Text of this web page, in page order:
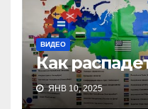
ВИДЕО
Как
ЯНВ 10, 2025